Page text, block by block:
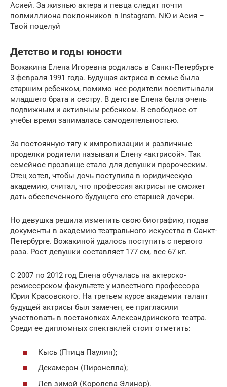
Асией. За жизнью актера и певца следит почти
полмиллиона поклонников в Instagram. NЮ и Асия –
Твой поцелуй
Детство и годы юности
Вожакина Елена Игоревна родилась в Санкт-Петербурге
3 февраля 1991 года. Будущая актриса в семье была
старшим ребенком, помимо нее родители воспитывали
младшего брата и сестру. В детстве Елена была очень
подвижным и активным ребенком. В свободное от
учебы время занималась самодеятельностью.
За постоянную тягу к импровизации и различные
проделки родители называли Елену «актрисой». Так
семейное прозвище стало для девушки пророческим.
Отец хотел, чтобы дочь поступила в юридическую
академию, считал, что профессия актрисы не сможет
дать обеспеченного будущего его старшей дочери.
Но девушка решила изменить свою биографию, подав
документы в академию театрального искусства в Санкт-
Петербурге. Вожакиной удалось поступить с первого
раза. Рост девушки составляет 177 см, вес 67 кг.
С 2007 по 2012 год Елена обучалась на актерско-
режиссерском факультете у известного профессора
Юрия Красовского. На третьем курсе академии талант
будущей актрисы был замечен, ее пригласили
участвовать в постановках Александринского театра.
Среди ее дипломных спектаклей стоит отметить:
Кысь (Птица Паулин);
Декамерон (Пиронелла);
Лев зимой (Королева Элинор).